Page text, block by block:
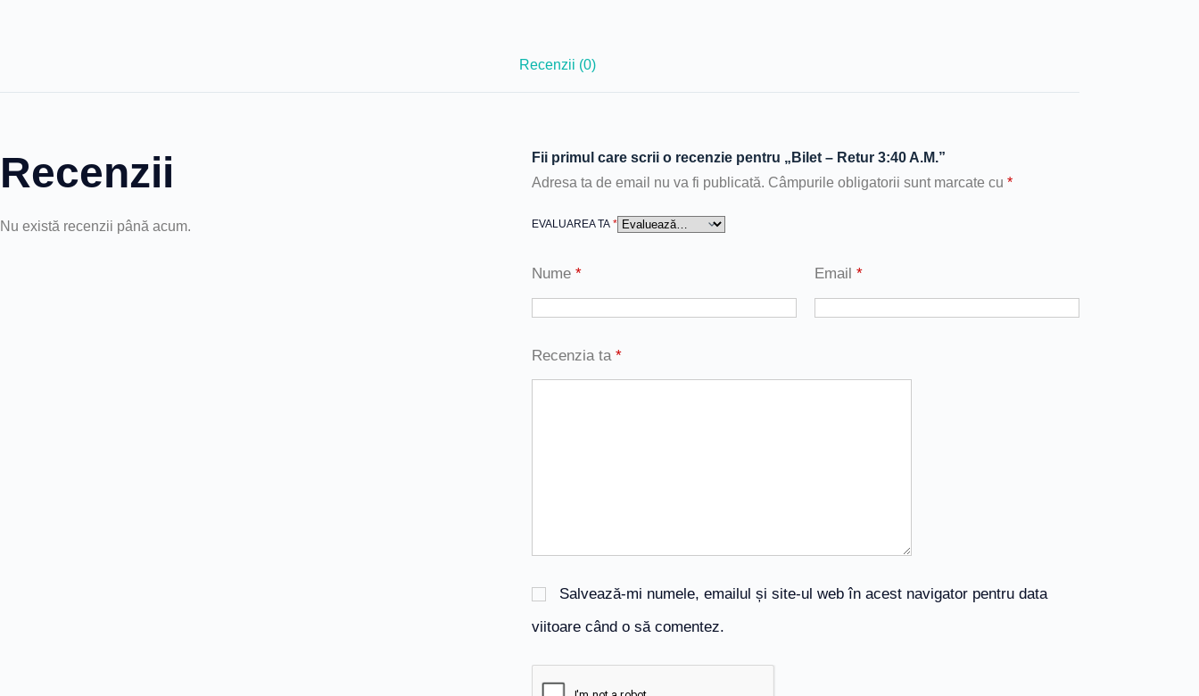
Recenzii (0)
Recenzii
Nu există recenzii până acum.
Fii primul care scrii o recenzie pentru „Bilet – Retur 3:40 A.M.”
Adresa ta de email nu va fi publicată. Câmpurile obligatorii sunt marcate cu *
EVALUAREA TA *
Nume* Email *
Recenzia ta *
Salvează-mi numele, emailul și site-ul web în acest navigator pentru data
viitoare când o să comentez.